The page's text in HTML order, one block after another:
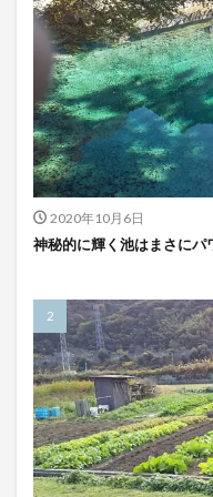
2020年10月6日
神秘的に輝く池はまさにパ